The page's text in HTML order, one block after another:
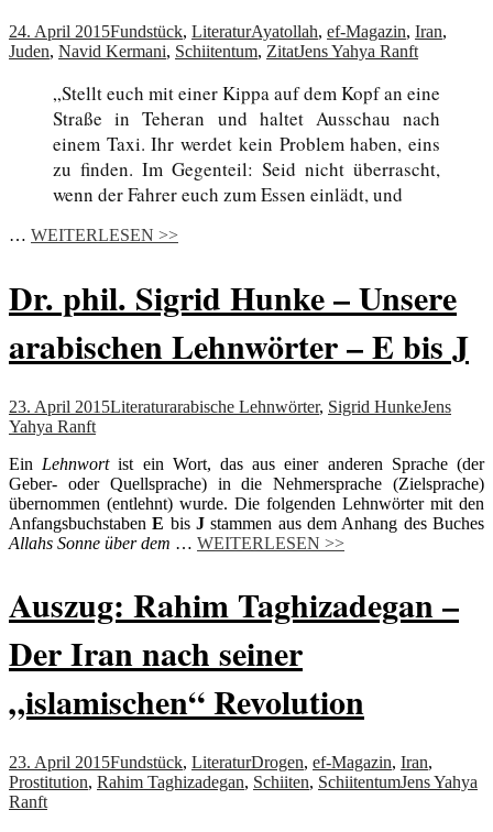
24. April 2015Fundstück, LiteraturAyatollah, ef-Magazin, Iran,
Juden, Navid Kermani, Schiitentum, ZitatJens Yahya Ranft
„Stellt euch mit einer Kippa auf dem Kopf an eine
Straße in Teheran und haltet Ausschau nach
einem Taxi. Ihr werdet kein Problem haben, eins
zu finden. Im Gegenteil: Seid nicht überrascht,
wenn der Fahrer euch zum Essen einlädt, und
… WEITERLESEN >>
Dr. phil. Sigrid Hunke – Unsere
arabischen Lehnwörter – E bis J
23. April 2015Literaturarabische Lehnwörter, Sigrid HunkeJens
Yahya Ranft
Ein Lehnwortist ein Wort, das aus einer anderen Sprache (der
Geber- oder Quellsprache) in die Nehmersprache (Zielsprache)
übernommen (entlehnt) wurde. Die folgenden Lehnwörter mit den
AnfangsbuchstabenE bisJ stammen aus dem Anhang des Buches
Allahs Sonne über dem … WEITERLESEN >>
Auszug: Rahim Taghizadegan –
Der Iran nach seiner
„islamischen“ Revolution
23. April 2015Fundstück, LiteraturDrogen, ef-Magazin, Iran,
Prostitution, Rahim Taghizadegan, Schiiten, SchiitentumJens Yahya
Ranft